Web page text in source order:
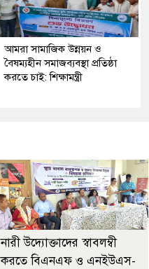
আমরা সামাজিক উন্নয়ন ও
বৈষম্যহীন সমাজব্যবস্থা প্রতিষ্ঠা
করতে চাই: শিক্ষামন্ত্রী
নারী উদ্যোক্তাদের স্বাবলম্বী
করতে বিএনএফ ও এনইউএস-